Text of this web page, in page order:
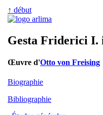
↑ début
Gesta Friderici I.
Œuvre d'Otto von Freising
Biographie
Bibliographie